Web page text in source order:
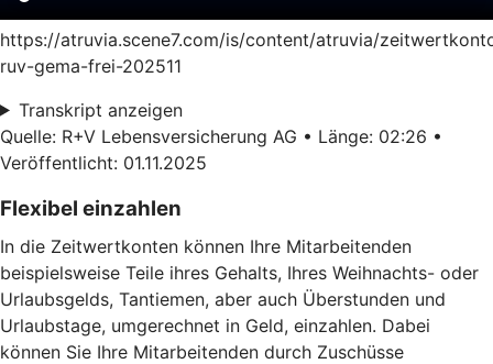
https://atruvia.scene7.com/is/content/atruvia/
ruv-gema-frei-202511
Transkript anzeigen
Quelle: R+V Lebensversicherung AG • Länge: 02:26 •
Veröffentlicht: 01.11.2025
Flexibel einzahlen
In die Zeitwertkonten können Ihre Mitarbeitenden
beispielsweise Teile ihres Gehalts, Ihres Weihnachts- oder
Urlaubsgelds, Tantiemen, aber auch Überstunden und
Urlaubstage, umgerechnet in Geld, einzahlen. Dabei
können Sie Ihre Mitarbeitenden durch Zuschüsse